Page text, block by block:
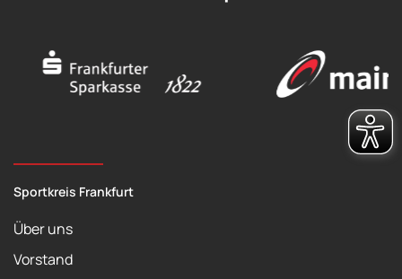
Sportkreis Frankfurt
Über uns
Vorstand